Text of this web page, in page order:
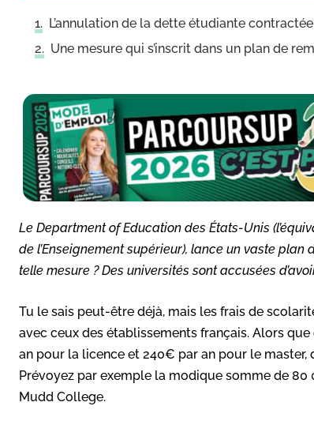
L’annulation de la dette étudiante
Une mesure qui s’inscrit dans un plan de
Le Department of Education des États-Unis
de l’Enseignement supérieur), lance un vaste
telle mesure ? Des universités sont accusées
Tu le sais peut-être déjà, mais les frais de
avec ceux des établissements français. Alors que
an pour la licence et 240€ par an pour le master,
Prévoyez par exemple la modique somme de
Mudd College.